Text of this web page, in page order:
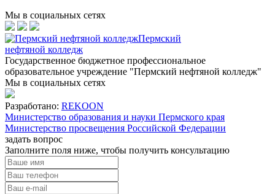
Мы в социальных сетях
Пермский
нефтяной колледж
Государственное бюджетное профессиональное
образовательное учреждение "Пермский нефтяной колледж"
Мы в социальных сетях
Разработано: REKOON
Министерство образования и науки Пермского края
Министерство просвещения Российской Федерации
задать вопрос
Заполните поля ниже, чтобы получить консультацию